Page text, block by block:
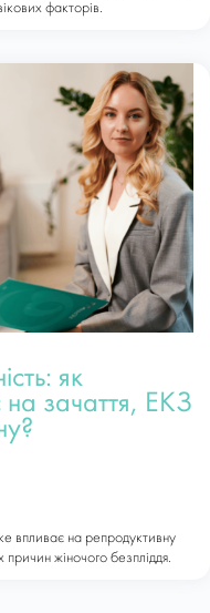
факторів.
як
зачаття, ЕКЗ
впливає на репродуктивну
жіночого безпліддя.